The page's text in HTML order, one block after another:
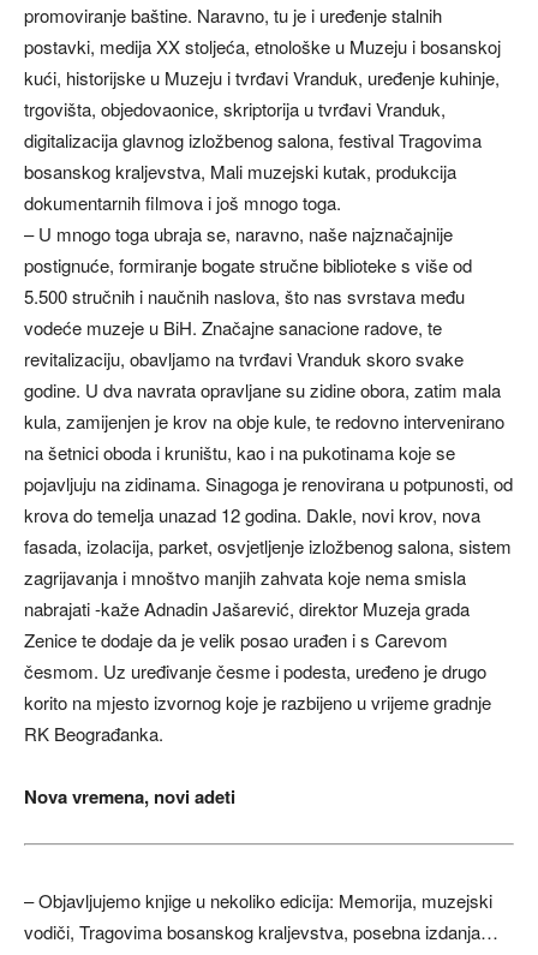
promoviranje baštine. Naravno, tu je i uređenje stalnih
postavki, medija XX stoljeća, etnološke u Muzeju i bosanskoj
kući, historijske u Muzeju i tvrđavi Vranduk, uređenje kuhinje,
trgovišta, objedovaonice, skriptorija u tvrđavi Vranduk,
digitalizacija glavnog izložbenog salona, festival Tragovima
bosanskog kraljevstva, Mali muzejski kutak, produkcija
dokumentarnih filmova i još mnogo toga.
– U mnogo toga ubraja se, naravno, naše najznačajnije
postignuće, formiranje bogate stručne biblioteke s više od
5.500 stručnih i naučnih naslova, što nas svrstava među
vodeće muzeje u BiH. Značajne sanacione radove, te
revitalizaciju, obavljamo na tvrđavi Vranduk skoro svake
godine. U dva navrata opravljane su zidine obora, zatim mala
kula, zamijenjen je krov na obje kule, te redovno intervenirano
na šetnici oboda i kruništu, kao i na pukotinama koje se
pojavljuju na zidinama. Sinagoga je renovirana u potpunosti, od
krova do temelja unazad 12 godina. Dakle, novi krov, nova
fasada, izolacija, parket, osvjetljenje izložbenog salona, sistem
zagrijavanja i mnoštvo manjih zahvata koje nema smisla
nabrajati -kaže Adnadin Jašarević, direktor Muzeja grada
Zenice te dodaje da je velik posao urađen i s Carevom
česmom. Uz uređivanje česme i podesta, uređeno je drugo
korito na mjesto izvornog koje je razbijeno u vrijeme gradnje
RK Beograđanka.
Nova vremena, novi adeti
– Objavljujemo knjige u nekoliko edicija: Memorija, muzejski
vodiči, Tragovima bosanskog kraljevstva, posebna izdanja…